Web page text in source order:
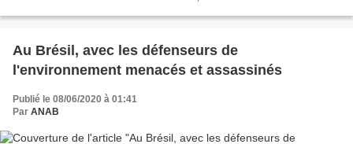
Au Brésil, avec les défenseurs de
l'environnement menacés et assassinés
Publié le 08/06/2020 à 01:41
Par ANAB